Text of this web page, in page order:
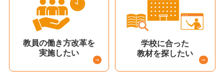
教員の働き方改革を
実施したい
学校に合った
教材を探したい